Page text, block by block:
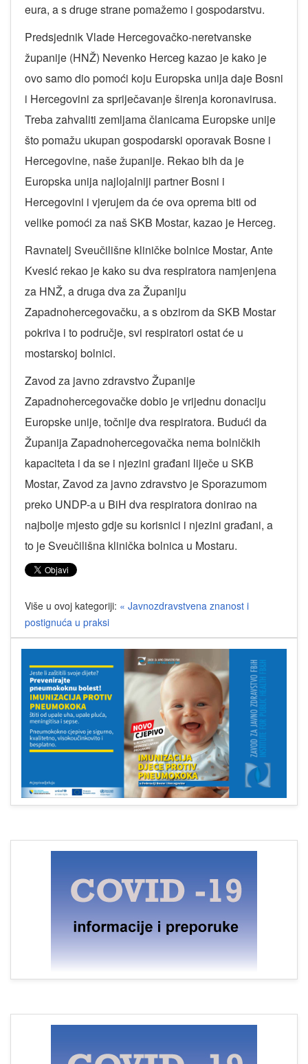
eura, a s druge strane pomažemo i gospodarstvu.
Predsjednik Vlade Hercegovačko-neretvanske
županije (HNŽ) Nevenko Herceg kazao je kako je
ovo samo dio pomoći koju Europska unija daje Bosni
i Hercegovini za spriječavanje širenja koronavirusa.
Treba zahvaliti zemljama članicama Europske unije
što pomažu ukupan gospodarski oporavak Bosne i
Hercegovine, naše županije. Rekao bih da je
Europska unija najlojalniji partner Bosni i
Hercegovini i vjerujem da će ova oprema biti od
velike pomoći za naš SKB Mostar, kazao je Herceg.
Ravnatelj Sveučilišne kliničke bolnice Mostar, Ante
Kvesić rekao je kako su dva respiratora namjenjena
za HNŽ, a druga dva za Županiju
Zapadnohercegovačku, a s obzirom da SKB Mostar
pokriva i to područje, svi respiratori ostat će u
mostarskoj bolnici.
Zavod za javno zdravstvo Županije
Zapadnohercegovačke dobio je vrijednu donaciju
Europske unije, točnije dva respiratora. Budući da
Županija Zapadnohercegovačka nema bolničkih
kapaciteta i da se i njezini građani liječe u SKB
Mostar, Zavod za javno zdravstvo je Sporazumom
preko UNDP-a u BiH dva respiratora donirao na
najbolje mjesto gdje su korisnici i njezini građani, a
to je Sveučilišna klinička bolnica u Mostaru.
Više u ovoj kategoriji: « Javnozdravstvena znanost i
postignuća u praksi